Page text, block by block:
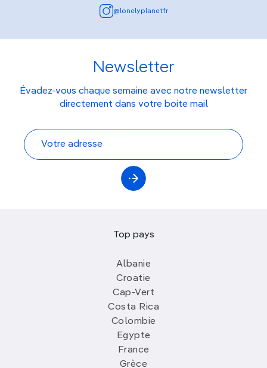
@lonelyplanetfr
Newsletter
Évadez-vous chaque semaine avec notre newsletter
directement dans votre boite mail
Top pays
Albanie
Croatie
Cap-Vert
Costa Rica
Colombie
Egypte
France
Grèce